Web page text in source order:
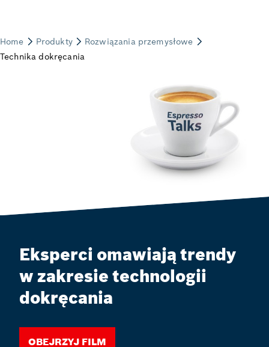
Eksperci omawiają trendy
w zakresie technologii
dokręcania
Obejrzyj film